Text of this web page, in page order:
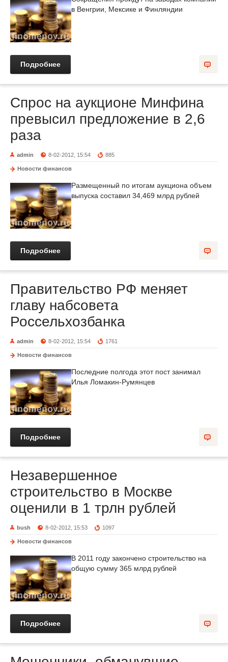
в Венгрии, Мексике и Финляндии
Подробнее
Спрос на аукционе Минфина
превысил предложение в 2,6
раза
admin 8-02-2012, 15:54 885
Новости финансов
Размещенный по итогам аукциона объем
выпуска составил 34,469 млрд рублей
Подробнее
Правительство РФ меняет
главу набсовета
Россельхозбанка
admin 8-02-2012, 15:54 1761
Новости финансов
Последние полгода этот пост занимал
Илья Ломакин-Румянцев
Подробнее
Незавершенное
строительство в Москве
оценили в 1 трлн рублей
bush 8-02-2012, 15:53 1097
Новости финансов
В 2011 году закончено строительство на
общую сумму 365 млрд рублей
Подробнее